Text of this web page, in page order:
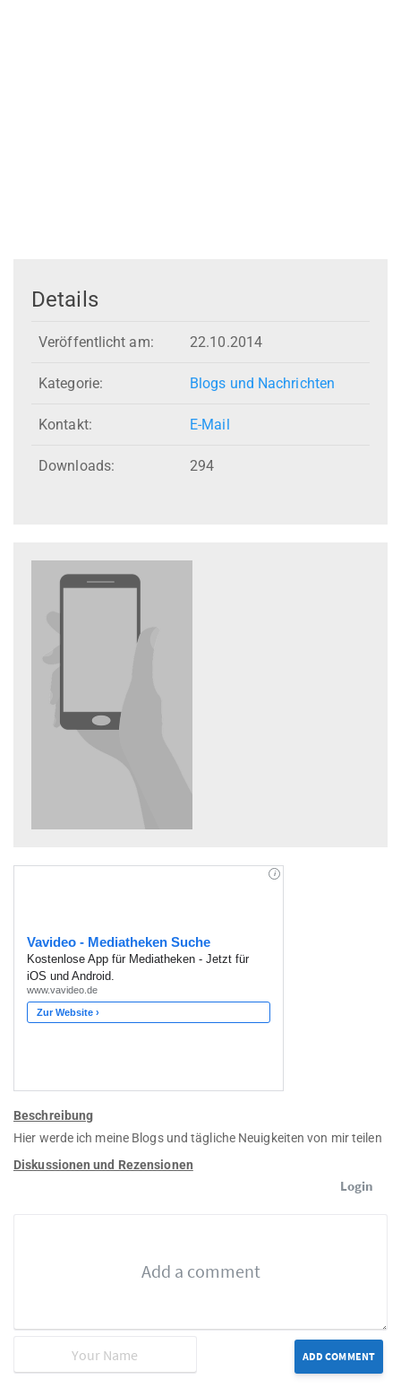
Details
Veröffentlicht am: 22.10.2014
Kategorie: Blogs und Nachrichten
Kontakt: E-Mail
Downloads: 294
Beschreibung
Hier werde ich meine Blogs und tägliche Neuigkeiten von mir teilen
Diskussionen und Rezensionen
Login
ADD COMMENT